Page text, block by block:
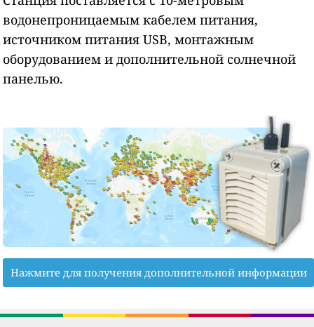
водонепроницаемым кабелем питания,
источником питания USB, монтажным
оборудованием и дополнительной солнечной
панелью.
Нажмите для получения дополнительной информации